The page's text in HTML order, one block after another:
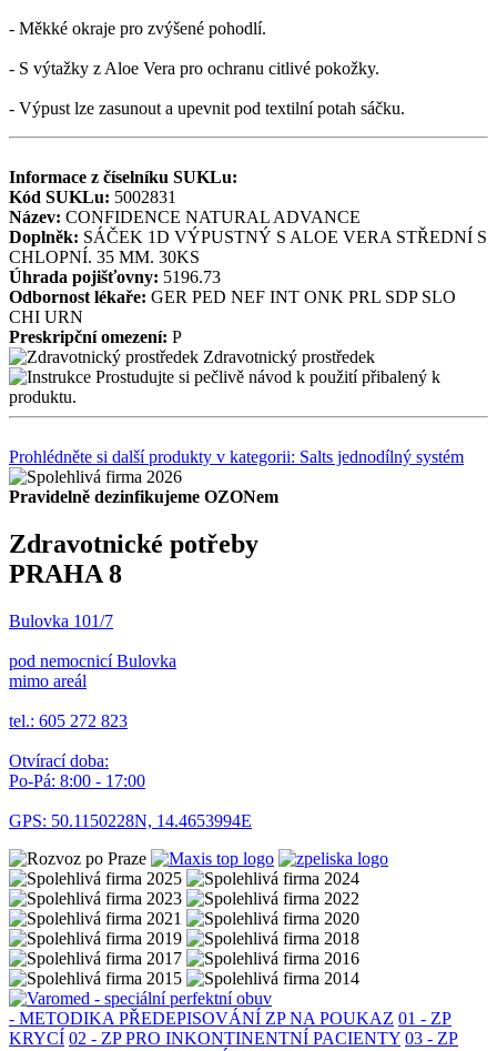
- Měkké okraje pro zvýšené pohodlí.
- S výtažky z Aloe Vera pro ochranu citlivé pokožky.
- Výpust lze zasunout a upevnit pod textilní potah sáčku.
Informace z číselníku SUKLu:
Kód SUKLu: 5002831
Název: CONFIDENCE NATURAL ADVANCE
Doplněk: SÁČEK 1D VÝPUSTNÝ S ALOE VERA STŘEDNÍ S
CHLOPNÍ. 35 MM. 30KS
Úhrada pojišťovny: 5196.73
Odbornost lékaře: GER PED NEF INT ONK PRL SDP SLO
CHI URN
Preskripční omezení: P
Zdravotnický prostředek
Prostudujte si pečlivě návod k použití přibalený k
produktu.
Prohlédněte si další produkty v kategorii: Salts jednodílný systém
Pravidelně dezinfikujeme OZONem
Zdravotnické potřeby
PRAHA 8
Bulovka 101/7
pod nemocnicí Bulovka
mimo areál
tel.: 605 272 823
Otvírací doba:
Po-Pá: 8:00 - 17:00
GPS: 50.1150228N, 14.4653994E
- METODIKA PŘEDEPISOVÁNÍ ZP NA POUKAZ 01 - ZP
KRYCÍ 02 - ZP PRO INKONTINENTNÍ PACIENTY 03 - ZP